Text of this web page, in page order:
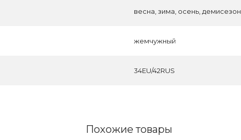
весна, зима, осень, демисезон
жемчужный
34EU/42RUS
Похожие товары